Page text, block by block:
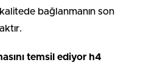
bağlanmanın son
temsil ediyor h4